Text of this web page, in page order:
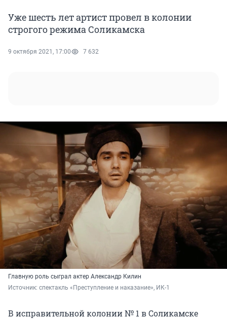
Уже шесть лет артист провел в колонии
строгого режима Соликамска
9 октября 2021, 17:00 7 632
Главную роль сыграл актер Александр Килин
Источник: спектакль «Преступление и наказание», ИК-1
В исправительной колонии № 1 в Соликамске